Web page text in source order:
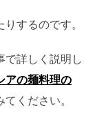
するのです。
で詳しく説明し
アの麺料理の
ください。